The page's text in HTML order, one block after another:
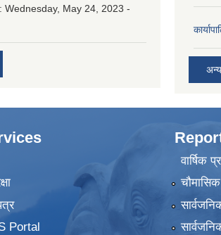
Wednesday, May 24, 2023 -
अन्य
Portal
वार्षिक